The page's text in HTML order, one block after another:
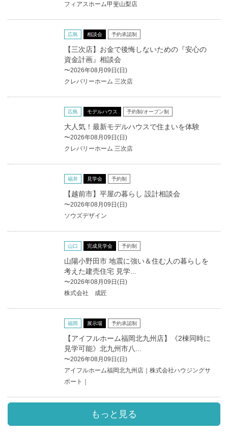
フィアスホーム甲斐山梨店
広島 相談会 予約承認制
【三次店】お金で後悔しないための『安心の
資金計画』相談会
〜2026年08月09日(日)
クレバリーホーム 三次店
広島 モデルハウス 予約制/オープン制
大人気！最新モデルハウスで住まいを体験
〜2026年08月09日(日)
クレバリーホーム 三次店
福井 見学会 予約制
【越前市】平屋の暮らし 設計相談会
〜2026年08月09日(日)
ソウズデザイン
山口 完成見学会 予約制
山陽小野田市 地震に強い＆住む人の暮らしを
考えた建売住宅 見学...
〜2026年08月09日(日)
株式会社 成匠
福岡 展示場 予約承認制
【アイフルホーム福岡北九州店】《2棟同時に
見学可能》北九州市八...
〜2026年08月09日(日)
アイフルホーム福岡北九州店｜株式会社ハウジングサ
ポート｜
もっと見る